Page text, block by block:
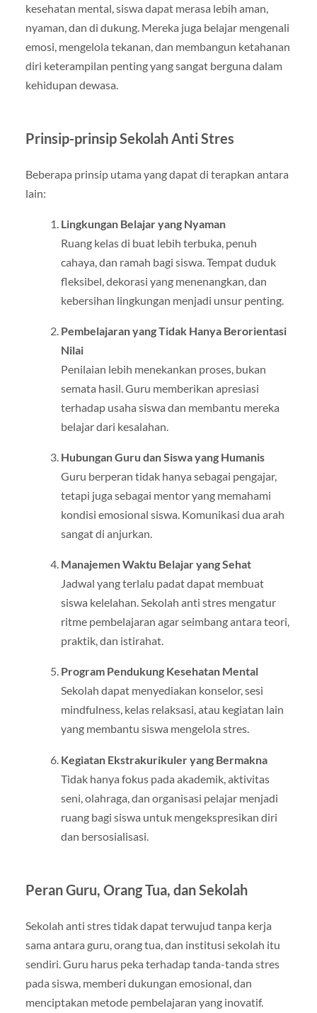
kesehatan mental, siswa dapat merasa lebih aman,
nyaman, dan di dukung. Mereka juga belajar mengenali
emosi, mengelola tekanan, dan membangun ketahanan
diri keterampilan penting yang sangat berguna dalam
kehidupan dewasa.
Prinsip-prinsip Sekolah Anti Stres
Beberapa prinsip utama yang dapat di terapkan antara
lain:
Lingkungan Belajar yang Nyaman
Ruang kelas di buat lebih terbuka, penuh
cahaya, dan ramah bagi siswa. Tempat duduk
fleksibel, dekorasi yang menenangkan, dan
kebersihan lingkungan menjadi unsur penting.
Pembelajaran yang Tidak Hanya Berorientasi
Nilai
Penilaian lebih menekankan proses, bukan
semata hasil. Guru memberikan apresiasi
terhadap usaha siswa dan membantu mereka
belajar dari kesalahan.
Hubungan Guru dan Siswa yang Humanis
Guru berperan tidak hanya sebagai pengajar,
tetapi juga sebagai mentor yang memahami
kondisi emosional siswa. Komunikasi dua arah
sangat di anjurkan.
Manajemen Waktu Belajar yang Sehat
Jadwal yang terlalu padat dapat membuat
siswa kelelahan. Sekolah anti stres mengatur
ritme pembelajaran agar seimbang antara teori,
praktik, dan istirahat.
Program Pendukung Kesehatan Mental
Sekolah dapat menyediakan konselor, sesi
mindfulness, kelas relaksasi, atau kegiatan lain
yang membantu siswa mengelola stres.
Kegiatan Ekstrakurikuler yang Bermakna
Tidak hanya fokus pada akademik, aktivitas
seni, olahraga, dan organisasi pelajar menjadi
ruang bagi siswa untuk mengekspresikan diri
dan bersosialisasi.
Peran Guru, Orang Tua, dan Sekolah
Sekolah anti stres tidak dapat terwujud tanpa kerja
sama antara guru, orang tua, dan institusi sekolah itu
sendiri. Guru harus peka terhadap tanda-tanda stres
pada siswa, memberi dukungan emosional, dan
menciptakan metode pembelajaran yang inovatif.